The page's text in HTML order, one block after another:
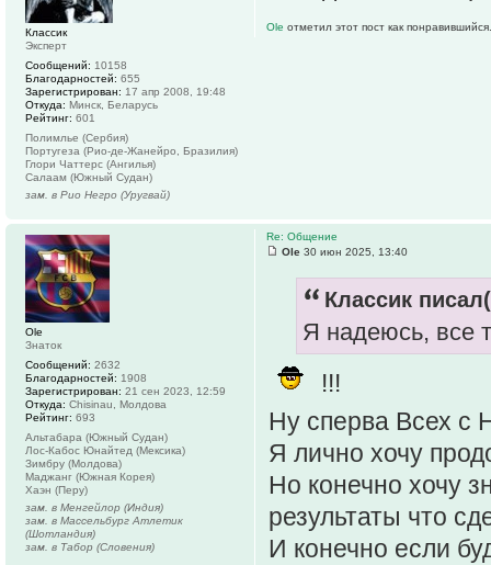
Ole отметил этот пост как понравившийся.
Классик
Эксперт
Сообщений: 10158
Благодарностей: 655
Зарегистрирован: 17 апр 2008, 19:48
Откуда: Минск, Беларусь
Рейтинг: 601
Полимлье (Сербия)
Португеза (Рио-де-Жанейро, Бразилия)
Глори Чаттерс (Ангилья)
Салаам (Южный Судан)
зам. в Рио Негро (Уругвай)
Re: Общение
Ole 30 июн 2025, 13:40
Классик
Я надеюсь, все
!!!
Ну сперва Всех с
Я лично хочу
Но конечно хочу
результаты что
И конечно если
Ole
Знаток
Сообщений: 2632
Благодарностей: 1908
Зарегистрирован: 21 сен 2023, 12:59
Откуда: Chisinau, Молдова
Рейтинг: 693
Альтабара (Южный Судан)
Лос-Кабос Юнайтед (Мексика)
Зимбру (Молдова)
Маджанг (Южная Корея)
Хаэн (Перу)
зам. в Менгейлор (Индия)
зам. в Массельбург Атлетик
(Шотландия)
зам. в Табор (Словения)